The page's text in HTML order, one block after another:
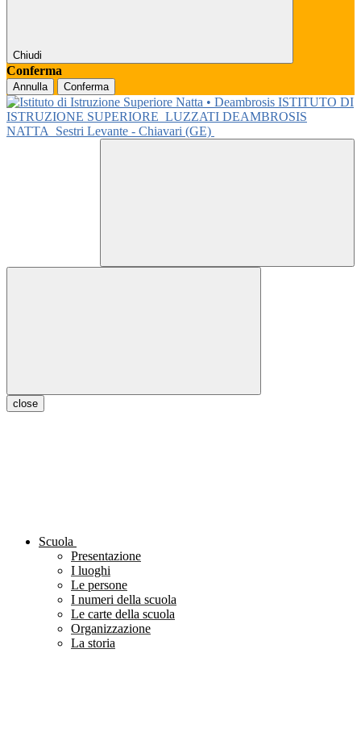
Chiudi
Conferma
Annulla Conferma
ISTITUTO DI
ISTRUZIONE SUPERIORE LUZZATI DEAMBROSIS
NATTA
Sestri Levante - Chiavari (GE)
close
Scuola
Presentazione
I luoghi
Le persone
I numeri della scuola
Le carte della scuola
Organizzazione
La storia